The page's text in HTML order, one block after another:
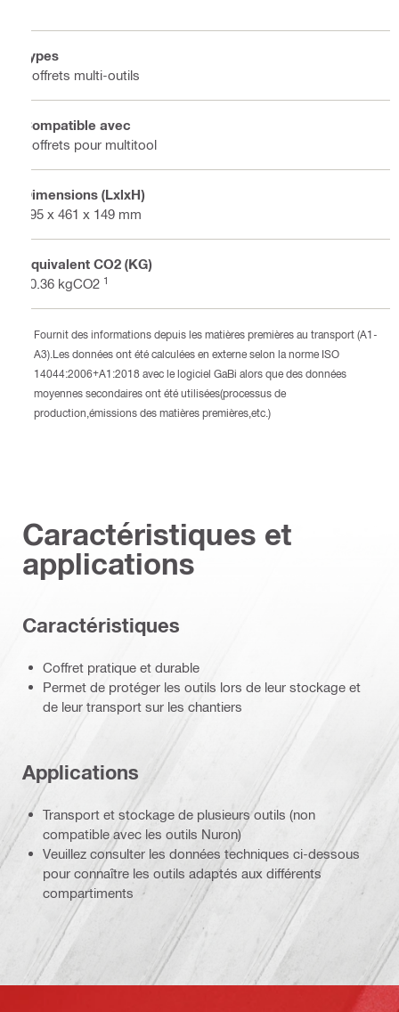
Types
Coffrets multi-outils
Compatible avec
Coffrets pour multitool
Dimensions (LxlxH)
595 x 461 x 149 mm
Équivalent CO2 (KG)
10.36 kgCO2 1
Fournit des informations depuis les matières premières au transport (A1-
A3).Les données ont été calculées en externe selon la norme ISO
14044:2006+A1:2018 avec le logiciel GaBi alors que des données
moyennes secondaires ont été utilisées(processus de
production,émissions des matières premières,etc.)
Caractéristiques et
applications
Caractéristiques
Coffret pratique et durable
Permet de protéger les outils lors de leur stockage et
de leur transport sur les chantiers
Applications
Transport et stockage de plusieurs outils (non
compatible avec les outils Nuron)
Veuillez consulter les données techniques ci-dessous
pour connaître les outils adaptés aux différents
compartiments